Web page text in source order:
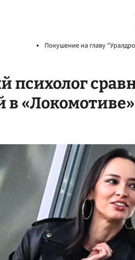
Покушение на главу
психолог
в «Локомотиве»